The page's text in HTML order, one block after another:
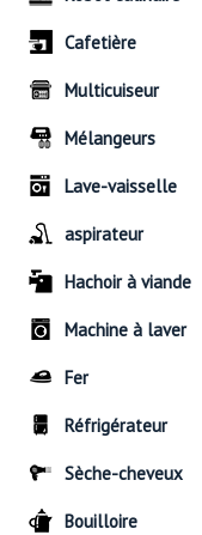
Cafetière
Multicuiseur
Mélangeurs
Lave-vaisselle
aspirateur
Hachoir à viande
Machine à laver
Fer
Réfrigérateur
Sèche-cheveux
Bouilloire